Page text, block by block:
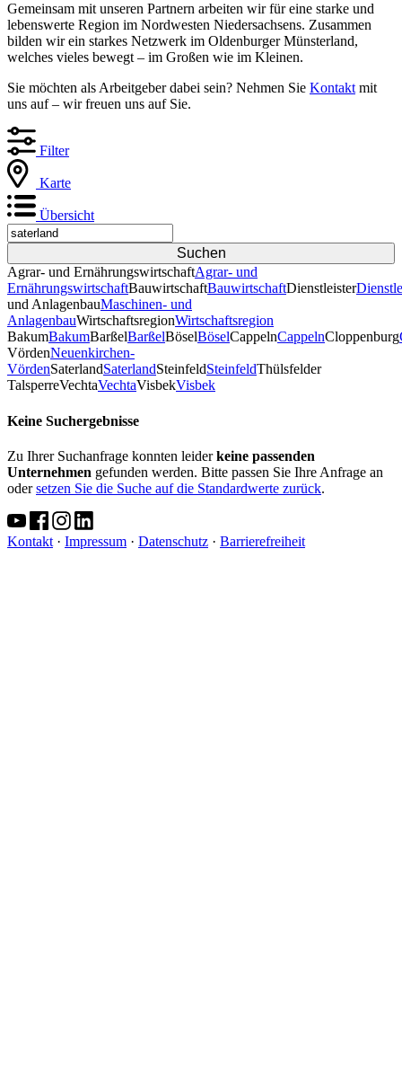
Gemeinsam mit unseren Partnern arbeiten wir für eine starke und
lebenswerte Region im Nordwesten Niedersachsens. Zusammen
bilden wir ein starkes Netzwerk im Oldenburger Münsterland,
welches vieles bewegt – im Großen wie im Kleinen.
Sie möchten als Arbeitgeber dabei sein? Nehmen Sie Kontakt mit
uns auf – wir freuen uns auf Sie.
Filter
Karte
Übersicht
Agrar- und ErnährungswirtschaftAgrar- und
ErnährungswirtschaftBauwirtschaftBauwirtschaftDienstleister
und AnlagenbauMaschinen- und
AnlagenbauWirtschaftsregionWirtschaftsregion
BakumBakumBarßelBarßelBöselBöselCappelnCappelnCloppenburg
VördenNeuenkirchen-
VördenSaterlandSaterlandSteinfeldSteinfeldThülsfelder
TalsperreVechtaVechtaVisbekVisbek
Keine Suchergebnisse
Zu Ihrer Suchanfrage konnten leiderkeine passenden
Unternehmen gefunden werden. Bitte passen Sie Ihre Anfrage an
odersetzen Sie die Suche auf die Standardwerte zurück.
Kontakt · Impressum · Datenschutz · Barrierefreiheit